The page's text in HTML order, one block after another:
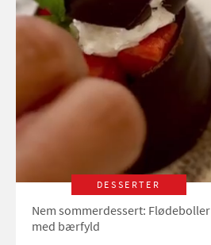
DESSERTER
Nem sommerdessert: Flødeboller
med bærfyld